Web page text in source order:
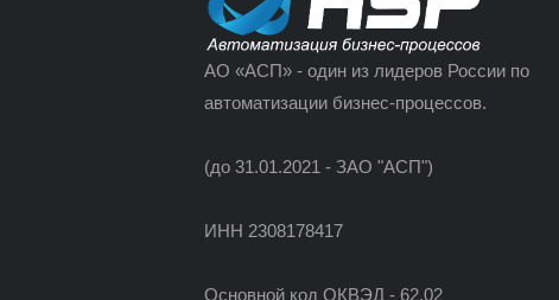
АО «АСП» - один из лидеров России по
автоматизации бизнес-процессов.
(до 31.01.2021 - ЗАО "АСП")
ИНН 2308178417
Основной код ОКВЭД - 62.02